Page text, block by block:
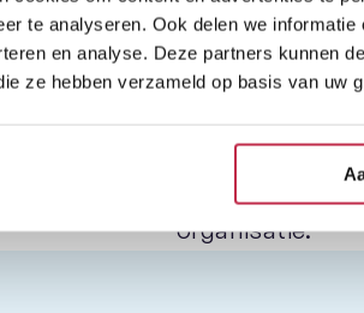
te analyseren. Ook delen we
en analyse. Deze partners kunnen
ze hebben verzameld op basis van uw
In het webinar
efficiënter
handmatig
en hoe je deze
organisatie.